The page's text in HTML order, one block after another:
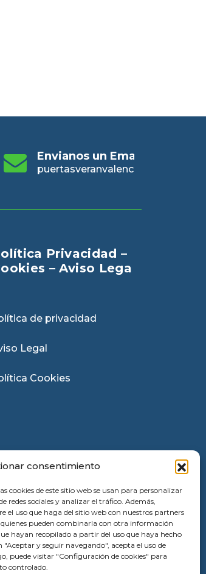
consentimiento
cookies de este sitio web se usan para personalizar
redes sociales y analizar el tráfico. Además,
el uso que haga del sitio web con nuestros partners
quienes pueden combinarla con otra información
hayan recopilado a partir del uso que haya hecho
"Aceptar y seguir navegando", acepta el uso de
puede visitar "Configuración de cookies" para
controlado.
Online 24/7
960 73 03 04
Privacidad –
– Aviso Lega
de privacidad
Legal
Cookies